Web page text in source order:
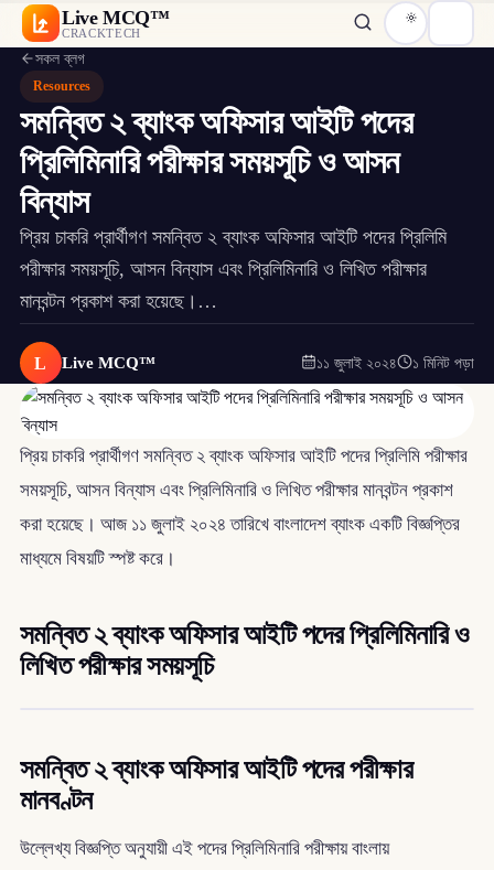
Live MCQ™
CRACKTECH
সকল ব্লগ
Resources
সমন্বিত ২ ব্যাংক অফিসার আইটি পদের
প্রিলিমিনারি পরীক্ষার সময়সূচি ও আসন
বিন্যাস
প্রিয় চাকরি প্রার্থীগণ সমন্বিত ২ ব্যাংক অফিসার আইটি পদের প্রিলিমি
পরীক্ষার সময়সূচি, আসন বিন্যাস এবং প্রিলিমিনারি ও লিখিত পরীক্ষার
মানবন্টন প্রকাশ করা হয়েছে।…
L Live MCQ™ ১১ জুলাই ২০২৪ ১ মিনিট পড়া
প্রিয় চাকরি প্রার্থীগণ সমন্বিত ২ ব্যাংক অফিসার আইটি পদের প্রিলিমি পরীক্ষার
সময়সূচি, আসন বিন্যাস এবং প্রিলিমিনারি ও লিখিত পরীক্ষার মানবন্টন প্রকাশ
করা হয়েছে। আজ ১১ জুলাই ২০২৪ তারিখে বাংলাদেশ ব্যাংক একটি বিজ্ঞপ্তির
মাধ্যমে বিষয়টি স্পষ্ট করে।
সমন্বিত ২ ব্যাংক অফিসার আইটি পদের প্রিলিমিনারি ও
লিখিত পরীক্ষার সময়সূচি
সমন্বিত ২ ব্যাংক অফিসার আইটি পদের পরীক্ষার
মানবণ্টন
উল্লেখ্য বিজ্ঞপ্তি অনুযায়ী এই পদের প্রিলিমিনারি পরীক্ষায় বাংলায়